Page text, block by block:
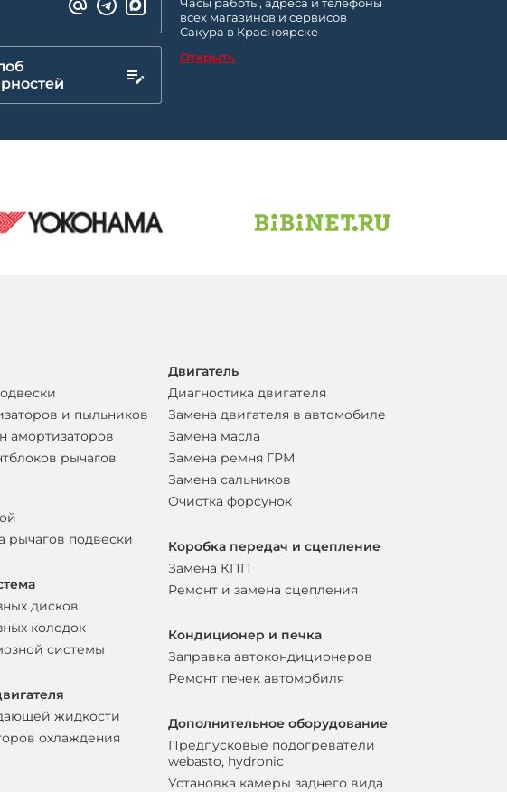
всех магазинов и сервисов
Сакура в Красноярске
Открыть
и пыльников
амортизаторов
рычагов
рычагов подвески
дисков
колодок
системы
жидкости
охлаждения
Двигатель
Диагностика двигателя
Замена двигателя в автомобиле
Замена масла
Замена ремня ГРМ
Замена сальников
Очистка форсунок
Коробка передач и сцепление
Замена КПП
Ремонт и замена сцепления
Кондиционер и печка
Заправка автокондиционеров
Ремонт печек автомобиля
Дополнительное оборудование
Предпусковые подогреватели
webasto, hydronic
Установка камеры заднего вида